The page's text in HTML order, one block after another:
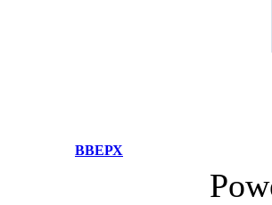
ВВЕРХ